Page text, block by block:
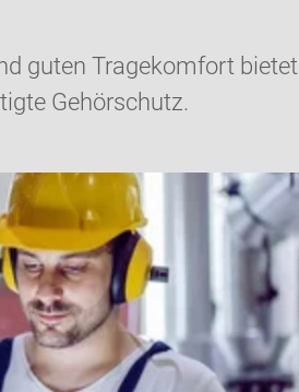
guten Tragekomfort
Gehörschutz.